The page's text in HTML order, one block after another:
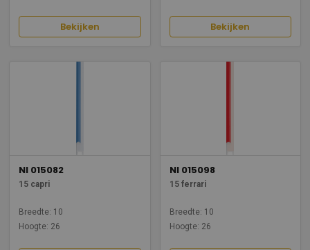
Bekijken Bekijken
NI 015082
15 capri
Breedte: 10
Hoogte: 26
NI 015098
15 ferrari
Breedte: 10
Hoogte: 26